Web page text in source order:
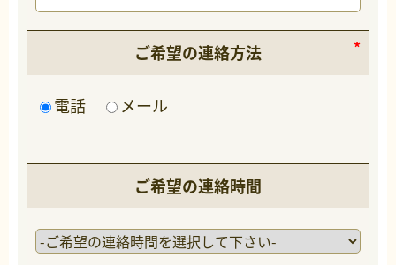
ご希望の連絡方法
電話 メール
ご希望の連絡時間